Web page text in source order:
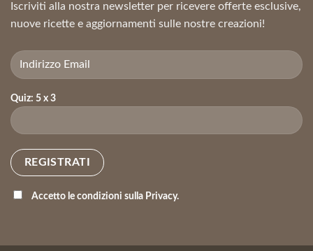
Iscriviti alla nostra newsletter per ricevere offerte esclusive,
nuove ricette e aggiornamenti sulle nostre creazioni!
Quiz: 5 x 3
Accetto le condizioni sulla Privacy.